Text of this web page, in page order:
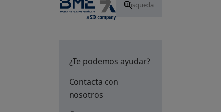
¿Te podemos ayudar?
Contacta con
nosotros